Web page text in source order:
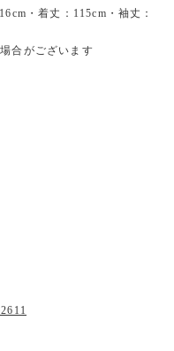
・着丈：115cm・袖丈：
合がございます